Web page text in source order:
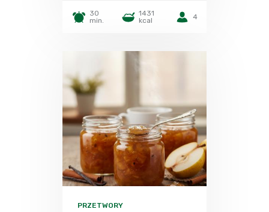
30
min.
1431
kcal
4
PRZETWORY